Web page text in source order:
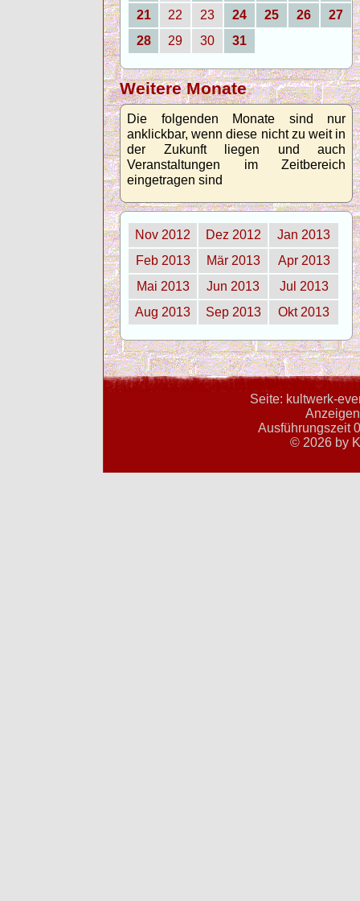
21
22 23 24 25 26
27
28
29 30 31
Weitere Monate
Die folgenden Monate sind nur
anklickbar, wenn diese nicht zu weit in
der Zukunft liegen und auch
Veranstaltungen im Zeitbereich
eingetragen sind
Nov 2012 Dez 2012
Jan 2013
Feb 2013
Mär 2013
Apr 2013
Mai 2013
Jun 2013
Jul 2013
Aug 2013
Sep 2013 Okt 2013
Seite: kultwerk-
Ausführungszeit
© 2026 by